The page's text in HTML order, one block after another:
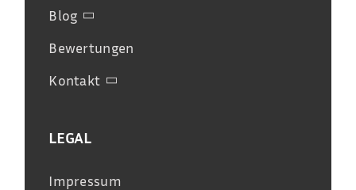
Blog
Bewertungen
Kontakt
LEGAL
Impressum